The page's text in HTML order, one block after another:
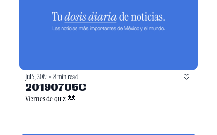
Jul 5, 2019 • 8 min read
20190705C
Viernes de quiz 🤓